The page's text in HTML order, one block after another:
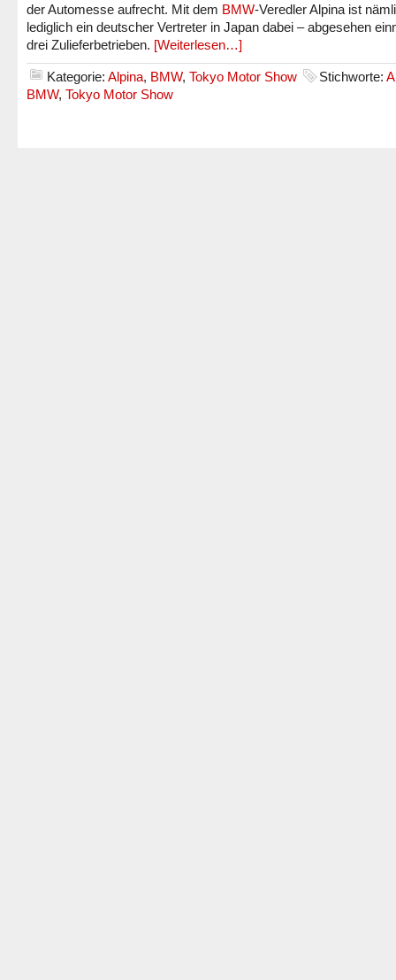
der Automesse aufrecht. Mit dem BMW-Veredler Alpina ist
lediglich ein deutscher Vertreter in Japan dabei – abgesehen
drei Zulieferbetrieben. [Weiterlesen…]
Kategorie: Alpina, BMW, Tokyo Motor Show Stichworte:
BMW, Tokyo Motor Show